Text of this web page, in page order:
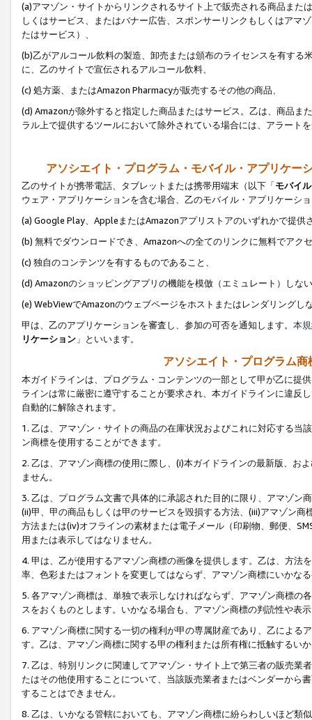
(a)アマゾン・サイトからリンクされるサイト上で販売される商品ま
しくはサービス、またはバナー広告、スポンサーリンクもしくはアマ
たはサービス）、
(b)乙がアルコール飲料の製造、卸売または頒布のライセンスを有す
に、乙のサイトで宣伝されるアルコール飲料、
(c) 処方薬、またはAmazon Pharmacyが販売するその他の商品、
(d) Amazonが除外すると指定した商品またはサービス。乙は、商品ま
ラル上で提供するツールにおいて除外されている場合には、アラート
アソシエイト・プログラム・モバイル・アプリケー
乙のサイトが携帯電話、タブレットまたは携帯用端末（以下「モバイ
ウェア・アプリケーションを含む場合、乙のモバイル・アプリケーシ
(a) Google Play、AppleまたはAmazonアプリストアのいずれかで提供
(b) 無料でダウンロードでき、Amazonへの全てのリンクに無料でアク
(c) 独自のコンテンツを有するものであること、
(d) Amazonのショッピングアプリの機能を模倣（エミュレート）しな
(e) WebViewでAmazonのウェブページをホストまたはレンダリングし
甲は、乙のアプリケーションを審査し、参加の可否を通知します。 本
リケーション 」といいます。
アソシエイト・プログラム
本ガイドラインは、プログラム・コンテンツの一部として甲が乙に提
ラインは常に厳密に遵守することが要求され、本ガイドラインに違反
自動的に解除されます。
1. 乙は、アマゾン・サイトの商品の在庫状況およびこれに対応する
ン商標を使用することができます。
2. 乙は、アマゾン商標の使用に際し、(i)本ガイドラインの最新版、お
ません。
3. 乙は、プログラム文書で具体的に承認された目的に限り、アマゾン
(ii)甲、甲の商品もしくは甲のサービスを毀損する方法、(iii)アマゾン
方法または(iv)オフラインの素材または電子メール（印刷物、郵便、
用または表示してはなりません。
4. 甲は、乙が使用するアマゾン商標の画像を提供します。乙は、方
率、色彩またはフォントを変更してはならず、アマゾン商標にいかな
5. 各アマゾン商標は、単独で表示しなければならず、アマゾン商標
スをおくものとします。いかなる場合も、アマゾン商標の判読性や表
6. アマゾン商標に関する一切の権利が甲の専属財産であり、乙による
す。乙は、アマゾン商標に関する甲の権利または所有権に抵触するい
7. 乙は、特別リンクに関連してアマゾン・サイト上で第三者の販売
たはその他使用することについて、当該販売業者またはベンダーから
することはできません。
8. 乙は、いかなる管轄においても、アマゾン商標に紛らわしいほど類